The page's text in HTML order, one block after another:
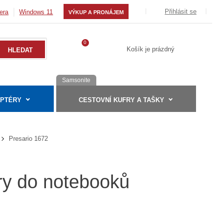
Windows 11 VÝKUP A PRONÁJEM Přihlásit se
0
Košík je prázdný
Samsonite
CESTOVNÍ KUFRY A TAŠKY
Presario 1672
do notebooků